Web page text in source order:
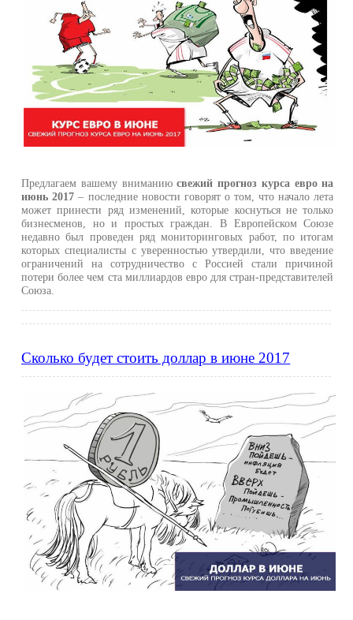
Предлагаем вашему вниманиюсвежий прогноз курса евро на
июнь 2017 – последние новости говорят о том, что начало лета
может принести ряд изменений, которые коснуться не только
бизнесменов, но и простых граждан. В Европейском Союзе
недавно был проведен ряд мониторинговых работ, по итогам
которых специалисты с уверенностью утвердили, что введение
ограничений на сотрудничество с Россией стали причиной
потери более чем ста миллиардов евро для стран-представителей
Союза.
Сколько будет стоить доллар в июне 2017